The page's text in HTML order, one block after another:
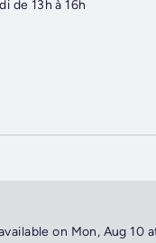
de 13h à 16h
on Mon, Aug 10